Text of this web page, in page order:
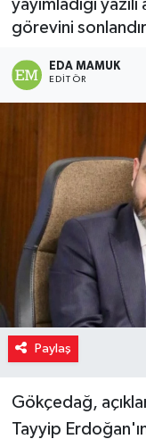
yayımladığı
görevini
EDA MAMUK
EDITÖR
Paylaş
Gökçedağ,
Tayyip
Resmi İlanlar
Yaşam
Yerel
Yurttan